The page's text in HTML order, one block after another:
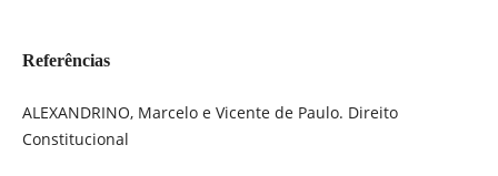
Referências
ALEXANDRINO, Marcelo e Vicente de Paulo. Direito
Constitucional